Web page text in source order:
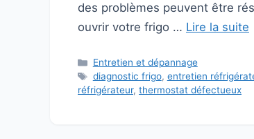
des problèmes peuvent être
ouvrir votre frigo … Lire la suite
Catégories
Entretien et dépannage
Étiquettes
diagnostic frigo, entretien
réfrigérateur, thermostat défectueux